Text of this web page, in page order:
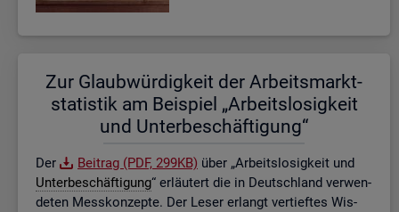
Zur Glaub­wür­dig­keit der Ar­beits­markt­
sta­tis­tik am Bei­spiel „Ar­beits­lo­sig­keit
und Un­ter­be­schäf­ti­gung“
Der Bei­trag (PDF, 299KB) über „Ar­beits­lo­sig­keit und
Un­ter­be­schäf­ti­gung“ er­läu­tert die in Deutsch­land ver­wen­
de­ten Mess­kon­zep­te. Der Leser er­langt ver­tief­tes Wis­